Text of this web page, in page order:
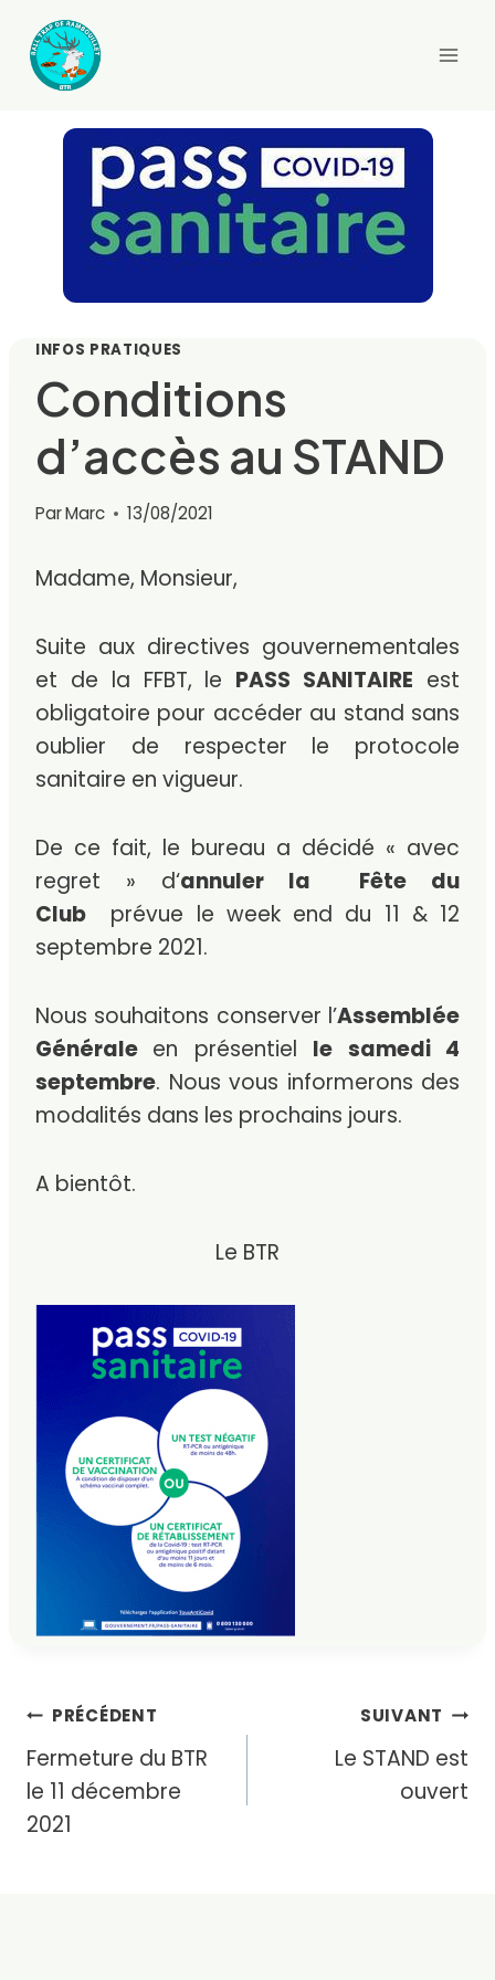
contenu
INFOS PRATIQUES
Conditions
d’accès au STAND
ParMarc 13/08/2021
Madame, Monsieur,
Suite aux directives gouvernementales
et de la FFBT, le PASS SANITAIRE est
obligatoire pour accéder au stand sans
oublier de respecter le protocole
sanitaire en vigueur.
De ce fait, le bureau a décidé « avec
regret » d‘annuler la Fête du
Club
prévue le week end du 11 & 12
septembre 2021.
Nous souhaitons conserver l’Assemblée
Générale en présentiel le samedi 4
septembre. Nous vous informerons des
modalités dans les prochains jours.
A bientôt.
Le BTR
Navigation
de
l’article
PRÉCÉDENT
Fermeture du BTR
le 11 décembre
2021
SUIVANT
Le STAND est
ouvert